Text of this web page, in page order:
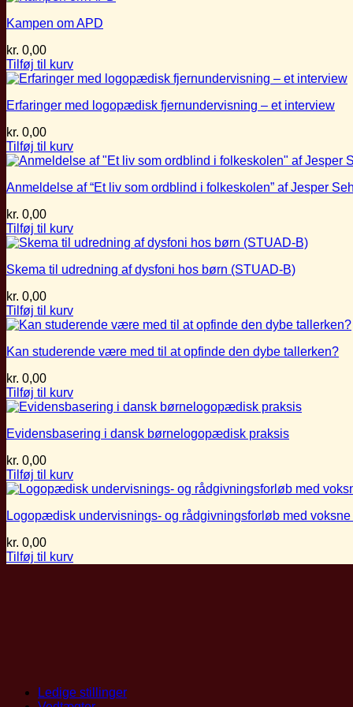
Kampen om APD
kr. 0,00
Tilføj til kurv
Erfaringer med logopædisk fjernundervisning – et interview
kr. 0,00
Tilføj til kurv
Anmeldelse af “Et liv som ordblind i folkeskolen” af Jesper
kr. 0,00
Tilføj til kurv
Skema til udredning af dysfoni hos børn (STUAD-B)
kr. 0,00
Tilføj til kurv
Kan studerende være med til at opfinde den dybe tallerken?
kr. 0,00
Tilføj til kurv
Evidensbasering i dansk børnelogopædisk praksis
kr. 0,00
Tilføj til kurv
Logopædisk undervisnings- og rådgivningsforløb med
kr. 0,00
Tilføj til kurv
Ledige stillinger